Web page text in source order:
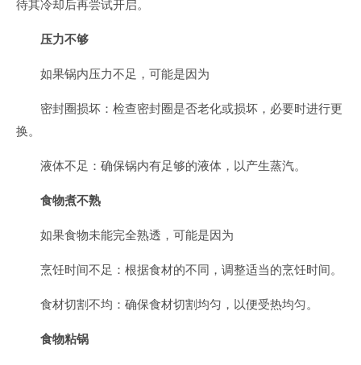
待其冷却后再尝试开启。
压力不够
如果锅内压力不足，可能是因为
密封圈损坏：检查密封圈是否老化或损坏，必要时进行更
换。
液体不足：确保锅内有足够的液体，以产生蒸汽。
食物煮不熟
如果食物未能完全熟透，可能是因为
烹饪时间不足：根据食材的不同，调整适当的烹饪时间。
食材切割不均：确保食材切割均匀，以便受热均匀。
食物粘锅